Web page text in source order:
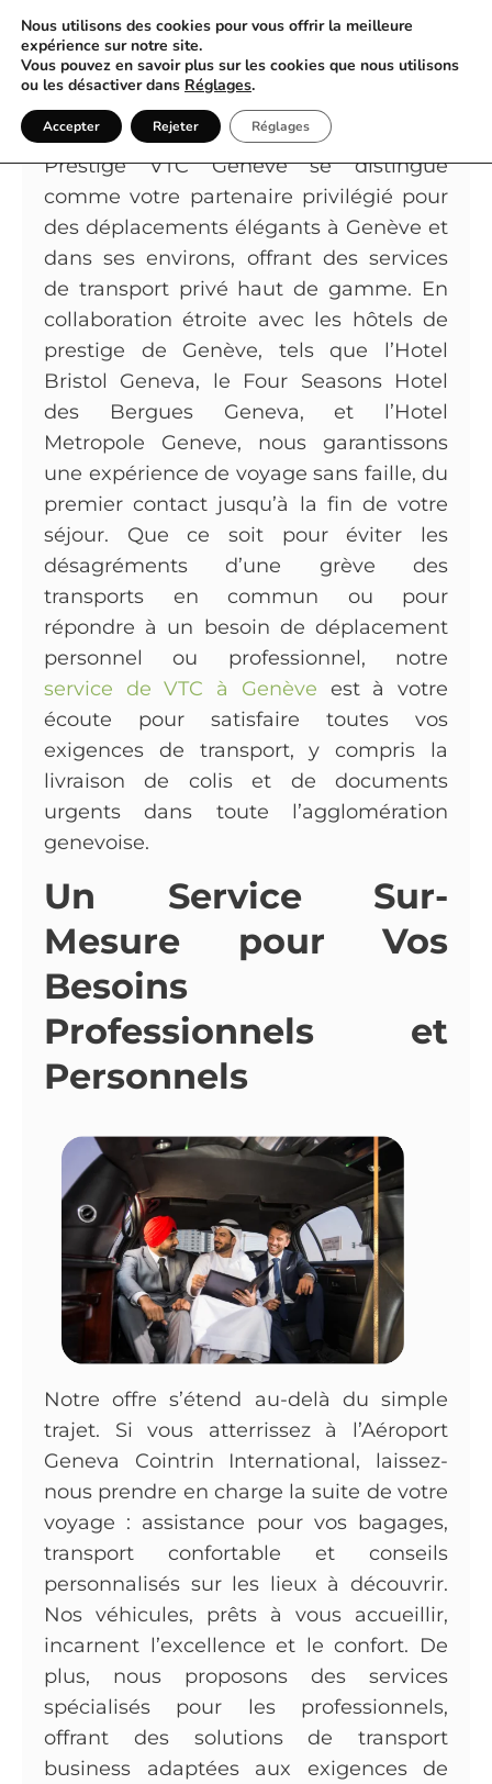
Excellence en Mobilité avec
Prestige VTC Genève
Prestige VTC Genève se distingue
comme votre partenaire privilégié pour
des déplacements élégants à Genève et
dans ses environs, offrant des services
de transport privé haut de gamme. En
collaboration étroite avec les hôtels de
prestige de Genève, tels que l’Hotel
Bristol Geneva, le Four Seasons Hotel
des Bergues Geneva, et l’Hotel
Metropole Geneve, nous garantissons
une expérience de voyage sans faille, du
premier contact jusqu’à la fin de votre
séjour. Que ce soit pour éviter les
désagréments d’une grève des
transports en commun ou pour
répondre à un besoin de déplacement
personnel ou professionnel, notre
service de VTC à Genève est à votre
écoute pour satisfaire toutes vos
exigences de transport, y compris la
livraison de colis et de documents
urgents dans toute l’agglomération
genevoise.
Un Service Sur-
Mesure pour Vos
Besoins
Professionnels et
Personnels
Notre offre s’étend au-delà du simple
trajet. Si vous atterrissez à l’Aéroport
Geneva Cointrin International, laissez-
nous prendre en charge la suite de votre
voyage : assistance pour vos bagages,
transport confortable et conseils
personnalisés sur les lieux à découvrir.
Nos véhicules, prêts à vous accueillir,
incarnent l’excellence et le confort. De
plus, nous proposons des services
spécialisés pour les professionnels,
offrant des solutions de transport
business adaptées aux exigences de
Nous utilisons des cookies pour vous offrir la meilleure
expérience sur notre site.
Vous pouvez en savoir plus sur les cookies que nous utilisons
ou les désactiver dans Réglages.
Accepter Rejeter Réglages